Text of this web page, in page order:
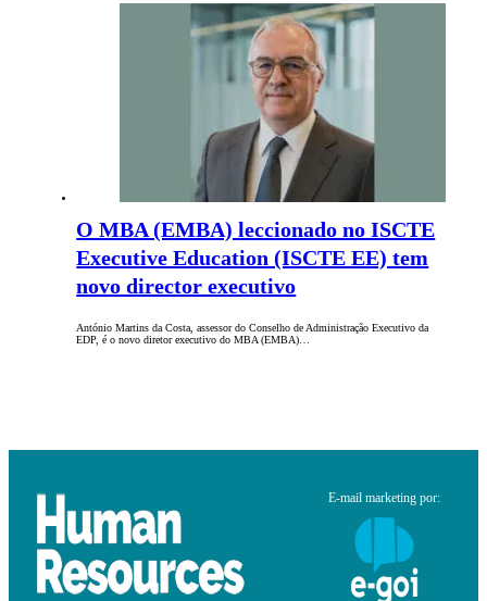
O MBA (EMBA) leccionado no ISCTE
Executive Education (ISCTE EE) tem
novo director executivo
António Martins da Costa, assessor do Conselho de Administração Executivo da
EDP, é o novo diretor executivo do MBA (EMBA)…
E-mail marketing por: